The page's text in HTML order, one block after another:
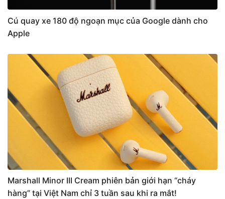
Cú quay xe 180 độ ngoạn mục của Google dành cho
Apple
Marshall Minor III Cream phiên bản giới hạn “cháy
hàng” tại Việt Nam chỉ 3 tuần sau khi ra mắt!